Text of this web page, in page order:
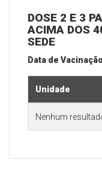
DOSE 2 E 3
ACIMA DOS
SEDE
Data de
Unidade
Nenhum